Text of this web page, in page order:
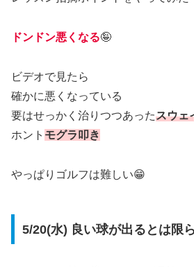
ドンドン悪くなる🤪
ビデオで見たら
確かに悪くなっている
要はせっかく治りつつあったスウェ
ホント モグラ叩き
やっぱりゴルフは難しい😁
5/20(水) 良い球が出るとは限